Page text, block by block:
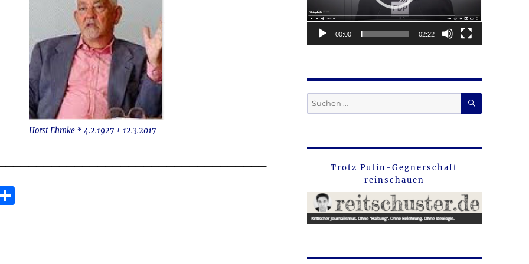
Horst Ehmke * 4.2.1927 + 12.3.2017
T
00:00 02:22
Suche
nach:
SUCHEN
Trotz Putin-Gegnerschaft
reinschauen